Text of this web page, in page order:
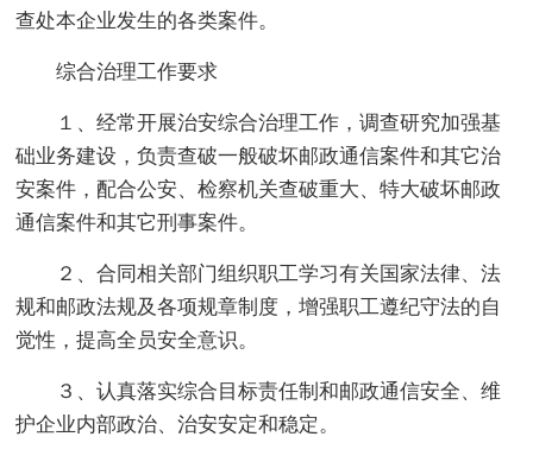
查处本企业发生的各类案件。
综合治理工作要求
１、经常开展治安综合治理工作，调查研究加强基
础业务建设，负责查破一般破坏邮政通信案件和其它治
安案件，配合公安、检察机关查破重大、特大破坏邮政
通信案件和其它刑事案件。
２、合同相关部门组织职工学习有关国家法律、法
规和邮政法规及各项规章制度，增强职工遵纪守法的自
觉性，提高全员安全意识。
３、认真落实综合目标责任制和邮政通信安全、维
护企业内部政治、治安安定和稳定。